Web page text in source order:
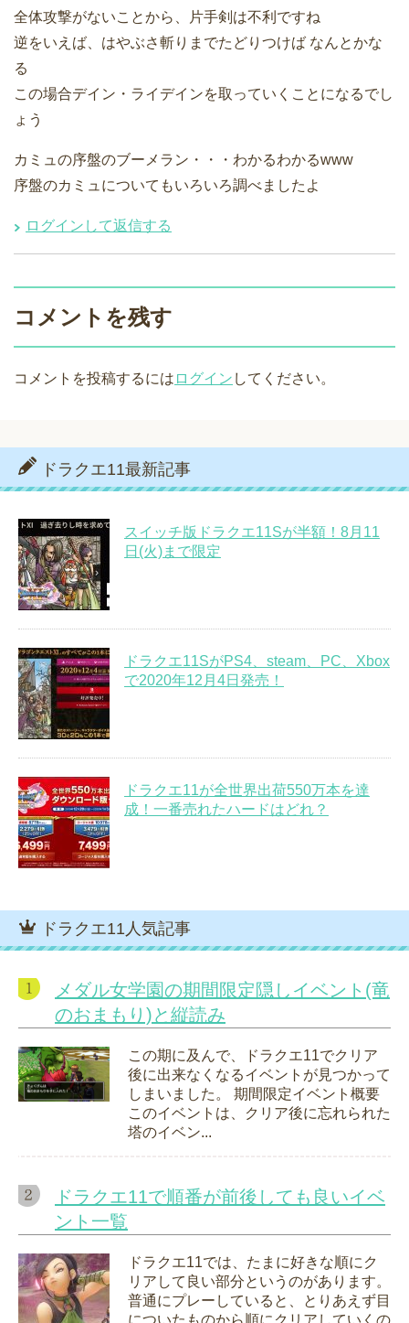
全体攻撃がないことから、片手剣は不利ですね
逆をいえば、はやぶさ斬りまでたどりつけば なんとかな
る
この場合デイン・ライデインを取っていくことになるでし
ょう
カミュの序盤のブーメラン・・・わかるわかるwww
序盤のカミュについてもいろいろ調べましたよ
ログインして返信する
コメントを残す
コメントを投稿するには ログイン してください。
ドラクエ11最新記事
スイッチ版ドラクエ11Sが半額！8月11
日(火)まで限定
ドラクエ11SがPS4、steam、PC、Xbox
で2020年12月4日発売！
ドラクエ11が全世界出荷550万本を達
成！一番売れたハードはどれ？
ドラクエ11人気記事
メダル女学園の期間限定隠しイベント(竜
のおまもり)と縦読み
この期に及んで、ドラクエ11でクリア
後に出来なくなるイベントが見つかって
しまいました。 期間限定イベント概要
このイベントは、クリア後に忘れられた
塔のイベン...
ドラクエ11で順番が前後しても良いイベ
ント一覧
ドラクエ11では、たまに好きな順にク
リアして良い部分というのがあります。
普通にプレーしていると、とりあえず目
についたものから順にクリアしていくの